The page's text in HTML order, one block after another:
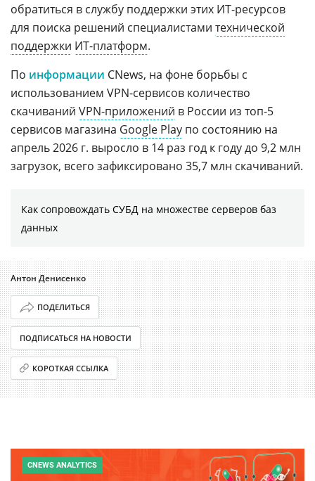
обратиться в службу поддержки этих ИТ-ресурсов
для поиска решений специалистами технической
поддержки ИТ-платформ.
По информации CNews, на фоне борьбы с
использованием VPN-сервисов количество
скачиваний VPN-приложений в России из топ-5
сервисов магазина Google Play по состоянию на
апрель 2026 г. выросло в 14 раз год к году до 9,2 млн
загрузок, всего зафиксировано 35,7 млн скачиваний.
Как сопровождать СУБД на множестве серверов баз
данных
Антон Денисенко
ПОДЕЛИТЬСЯ
ПОДПИСАТЬСЯ НА НОВОСТИ
КОРОТКАЯ ССЫЛКА
CNEWS ANALYTICS